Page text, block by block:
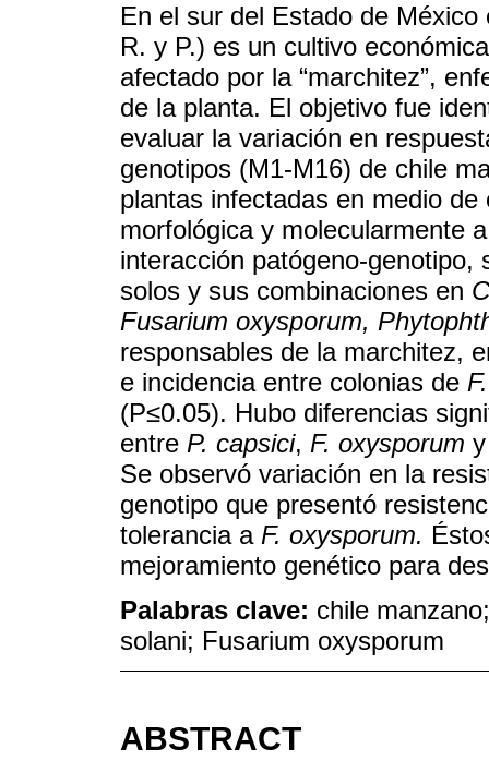
En el sur del Estado de México
R. y P.) es un cultivo
afectado por la “marchitez”,
de la planta. El objetivo fue
evaluar la variación en
genotipos (M1-M16) de chile
plantas infectadas en medio
morfológica y molecularmente
interacción patógeno-genotipo,
solos y sus combinaciones en
Fusarium oxysporum,
responsables de la marchitez,
e incidencia entre colonias de
(P≤0.05). Hubo diferencias
entre P. capsici, F. oxysporum
Se observó variación en la
genotipo que presentó
tolerancia a F. oxysporum.
mejoramiento genético para
Palabras clave: chile
solani; Fusarium oxysporum
ABSTRACT